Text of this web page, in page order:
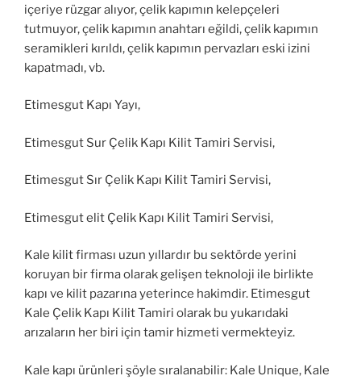
içeriye rüzgar alıyor, çelik kapımın kelepçeleri
tutmuyor, çelik kapımın anahtarı eğildi, çelik kapımın
seramikleri kırıldı, çelik kapımın pervazları eski izini
kapatmadı, vb.
Etimesgut Kapı Yayı,
Etimesgut Sur Çelik Kapı Kilit Tamiri Servisi,
Etimesgut Sır Çelik Kapı Kilit Tamiri Servisi,
Etimesgut elit Çelik Kapı Kilit Tamiri Servisi,
Kale kilit firması uzun yıllardır bu sektörde yerini
koruyan bir firma olarak gelişen teknoloji ile birlikte
kapı ve kilit pazarına yeterince hakimdir. Etimesgut
Kale Çelik Kapı Kilit Tamiri olarak bu yukarıdaki
arızaların her biri için tamir hizmeti vermekteyiz.
Kale kapı ürünleri şöyle sıralanabilir: Kale Unique, Kale